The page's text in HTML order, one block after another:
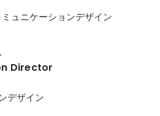
ュニケーションデザイン
Director
デザイン